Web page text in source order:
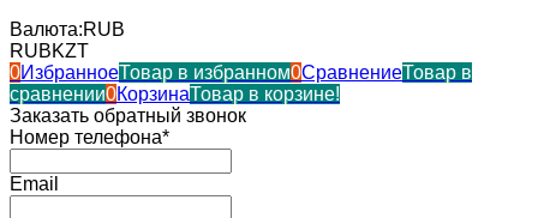
Валюта:RUB
RUBKZT
0ИзбранноеТовар в избранном0СравнениеТовар в
сравнении0КорзинаТовар в корзине!
Заказать обратный звонок
Номер телефона*
Email